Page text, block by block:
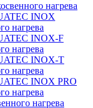
нагрева
INOX
нагрева
INOX-F
нагрева
INOX-T
нагрева
INOX PRO
нагрева